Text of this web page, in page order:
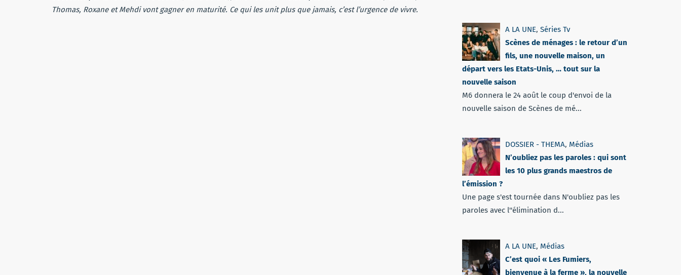
Thomas, Roxane et Mehdi vont gagner en maturité. Ce qui les unit plus que jamais, c’est l’urgence de vivre.
A LA UNE, Séries Tv
Scènes de ménages : le retour d’un
fils, une nouvelle maison, un
départ vers les Etats-Unis, … tout sur la
nouvelle saison
M6 donnera le 24 août le coup d'envoi de la
nouvelle saison de Scènes de mé...
DOSSIER - THEMA, Médias
N’oubliez pas les paroles : qui sont
les 10 plus grands maestros de
l’émission ?
Une page s'est tournée dans N'oubliez pas les
paroles avec l''élimination d...
A LA UNE, Médias
C’est quoi « Les Fumiers,
bienvenue à la ferme », la nouvelle